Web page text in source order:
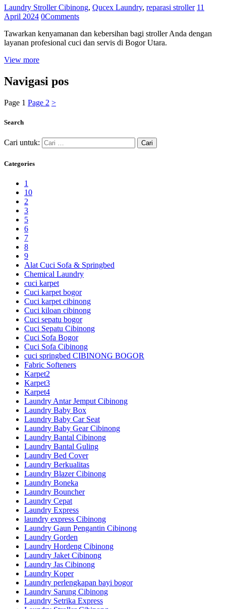
Laundry Stroller Cibinong, Qucex Laundry, reparasi stroller 11
April 2024 0Comments
Tawarkan kenyamanan dan kebersihan bagi stroller Anda dengan
layanan profesional cuci dan servis di Bogor Utara.
View more
Navigasi pos
Page 1 Page 2 >
Search
Cari untuk:
Categories
1
10
2
3
5
6
7
8
9
Alat Cuci Sofa & Springbed
Chemical Laundry
cuci karpet
Cuci karpet bogor
Cuci karpet cibinong
Cuci kiloan cibinong
Cuci sepatu bogor
Cuci Sepatu Cibinong
Cuci Sofa Bogor
Cuci Sofa Cibinong
cuci springbed CIBINONG BOGOR
Fabric Softeners
Karpet2
Karpet3
Karpet4
Laundry Antar Jemput Cibinong
Laundry Baby Box
Laundry Baby Car Seat
Laundry Baby Gear Cibinong
Laundry Bantal Cibinong
Laundry Bantal Guling
Laundry Bed Cover
Laundry Berkualitas
Laundry Blazer Cibinong
Laundry Boneka
Laundry Bouncher
Laundry Cepat
Laundry Express
laundry express Cibinong
Laundry Gaun Pengantin Cibinong
Laundry Gorden
Laundry Hordeng Cibinong
Laundry Jaket Cibinong
Laundry Jas Cibinong
Laundry Koper
Laundry perlengkapan bayi bogor
Laundry Sarung Cibinong
Laundry Setrika Express